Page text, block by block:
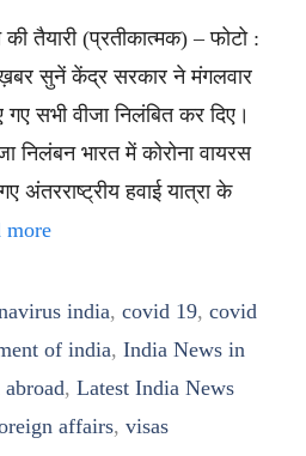
की तैयारी (प्रतीकात्मक) – फोटो :
सुनें केंद्र सरकार ने मंगलवार
गए सभी वीजा निलंबित कर दिए।
भारत में कोरोना वायरस
अंतरराष्ट्रीय हवाई यात्रा के
more
india, covid 19, covid
of india, India News in
, Latest India News
affairs, visas